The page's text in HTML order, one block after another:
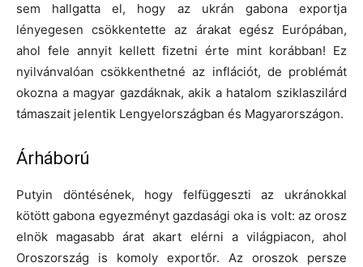
sem hallgatta el, hogy az ukrán gabona exportja
lényegesen csökkentette az árakat egész Európában,
ahol fele annyit kellett fizetni érte mint korábban! Ez
nyilvánvalóan csökkenthetné az inflációt, de problémát
okozna a magyar gazdáknak, akik a hatalom sziklaszilárd
támaszait jelentik Lengyelországban és Magyarországon.
Árháború
Putyin döntésének, hogy felfüggeszti az ukránokkal
kötött gabona egyezményt gazdasági oka is volt: az orosz
elnök magasabb árat akart elérni a világpiacon, ahol
Oroszország is komoly exportőr. Az oroszok persze